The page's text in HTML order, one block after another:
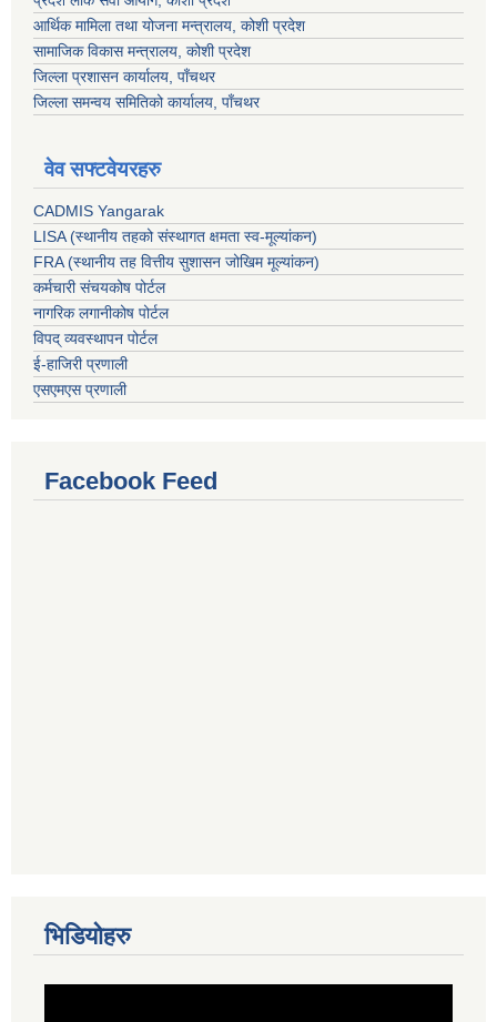
आर्थिक मामिला तथा योजना मन्त्रालय, कोशी प्रदेश
सामाजिक विकास मन्त्रालय, कोशी प्रदेश
जिल्ला प्रशासन कार्यालय, पाँचथर
जिल्ला समन्वय समितिको कार्यालय, पाँचथर
वेव सफ्टवेयरहरु
CADMIS Yangarak
LISA (स्थानीय तहको संस्थागत क्षमता स्व-मूल्यांकन)
FRA (स्थानीय तह वित्तीय सुशासन जोखिम मूल्यांकन)
कर्मचारी संचयकोष पोर्टल
नागरिक लगानीकोष पोर्टल
विपद् व्यवस्थापन पोर्टल
ई-हाजिरी प्रणाली
एसएमएस प्रणाली
Facebook Feed
भिडियोहरु